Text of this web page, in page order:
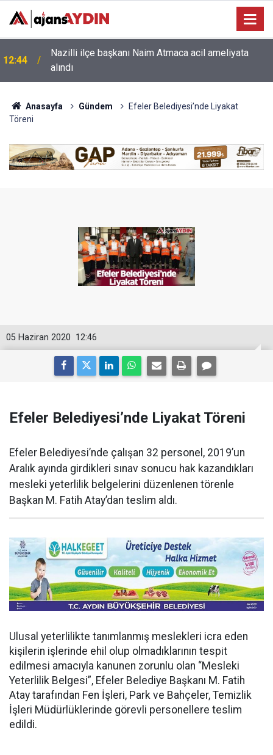
12:44
Nazilli ilçe başkanı Naim Atmaca acil ameliyata
alındı
Anasayfa Gündem
Efeler Belediyesi’nde Liyakat
Töreni
12:46
05 Haziran 2020
Efeler Belediyesi’nde Liyakat Töreni
Efeler Belediyesi’nde çalışan 32 personel, 2019’un
Aralık ayında girdikleri sınav sonucu hak kazandıkları
mesleki yeterlilik belgelerini düzenlenen törenle
Başkan M. Fatih Atay’dan teslim aldı.
Ulusal yeterlilikte tanımlanmış meslekleri icra eden
kişilerin işlerinde ehil olup olmadıklarının tespit
edilmesi amacıyla kanunen zorunlu olan “Mesleki
Yeterlilik Belgesi”, Efeler Belediye Başkanı M. Fatih
Atay tarafından Fen İşleri, Park ve Bahçeler, Temizlik
İşleri Müdürlüklerinde görevli personellere teslim
edildi.